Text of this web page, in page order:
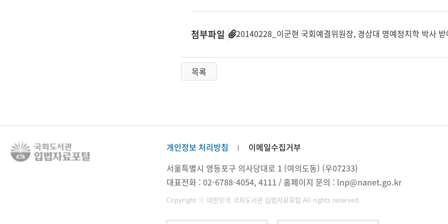
첨부파일 20140228_이군현 국회예결위원장, 경상대 명예정치학 박사
목록
개인정보 처리방침
이메일수집거부
서울특별시 영등포구 의사당대로 1 (여의도동) (우07233)
대표전화 : 02-6788-4054, 4111 / 홈페이지 문의 : lnp@nanet.go.kr
Copyright ⓒ 대한민국 국회도서관 입법자료포털 All rights reserved.